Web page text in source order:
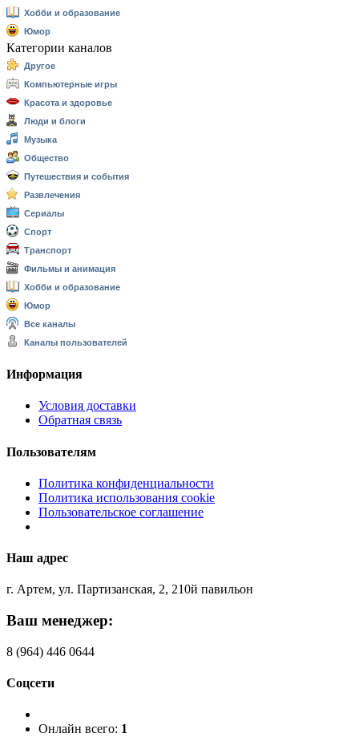
Хобби и образование
Юмор
Категории каналов
Другое
Компьютерные игры
Красота и здоровье
Люди и блоги
Музыка
Общество
Путешествия и события
Развлечения
Сериалы
Спорт
Транспорт
Фильмы и анимация
Хобби и образование
Юмор
Все каналы
Каналы пользователей
Информация
Условия доставки
Обратная связь
Пользователям
Политика конфиденциальности
Политика использования cookie
Пользовательское соглашение
Наш адрес
г. Артем, ул. Партизанская, 2, 210й павильон
Ваш менеджер:
8 (964) 446 0644
Соцсети
Онлайн всего: 1